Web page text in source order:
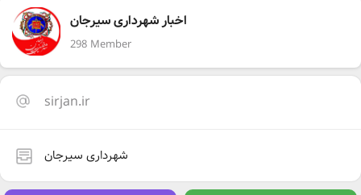
اخبار شهرداری سیرجان
298 Member
sirjan.ir
شهرداری سیرجان